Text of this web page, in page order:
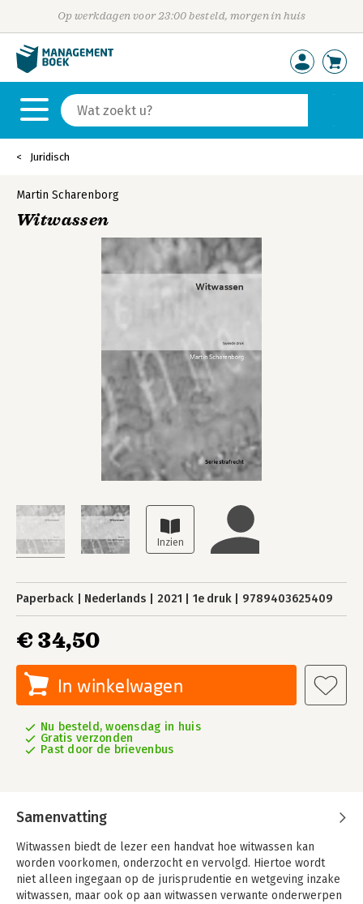
Op werkdagen voor 23:00 besteld, morgen in huis
Juridisch
Martin Scharenborg
Witwassen
Paperback Nederlands 2021 1e druk 9789403625409
€ 34,50
In winkelwagen
Nu besteld, woensdag in huis
Gratis verzonden
Past door de brievenbus
Samenvatting
Witwassen biedt de lezer een handvat hoe witwassen kan
worden voorkomen, onderzocht en vervolgd. Hiertoe wordt
niet alleen ingegaan op de jurisprudentie en wetgeving inzake
witwassen, maar ook op aan witwassen verwante onder­werpen